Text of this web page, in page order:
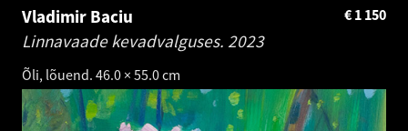
Vladimir Baciu
Linnavaade kevadvalguses. 2023
Õli, lõuend. 46.0 × 55.0 cm
1 150
€